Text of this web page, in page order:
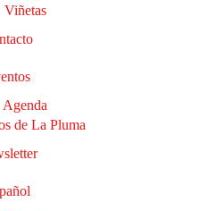
Viñetas
Agenda
de La Pluma